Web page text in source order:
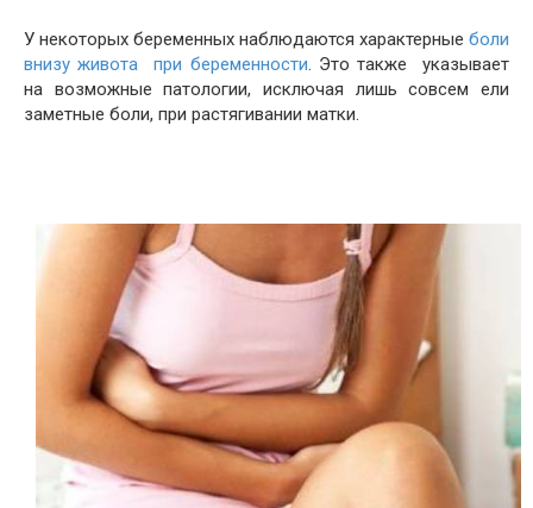
У некоторых беременных наблюдаются характерные боли
внизу живота при беременности. Это также указывает
на возможные патологии, исключая лишь совсем ели
заметные боли, при растягивании матки.